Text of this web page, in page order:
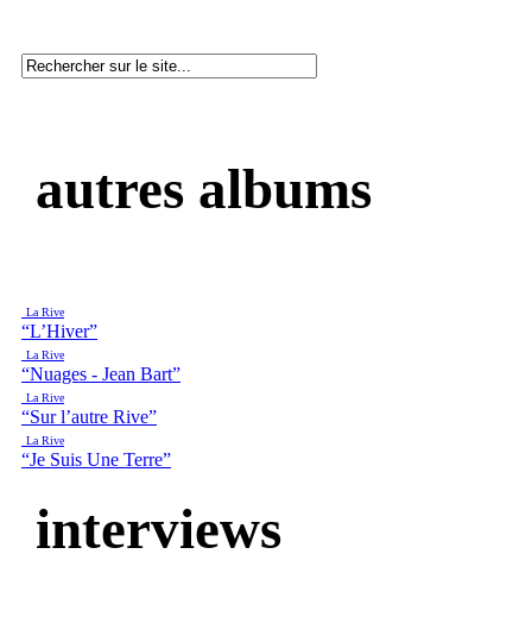
autres albums
La Rive
“L’Hiver”
La Rive
“Nuages - Jean Bart”
La Rive
“Sur l’autre Rive”
La Rive
“Je Suis Une Terre”
interviews